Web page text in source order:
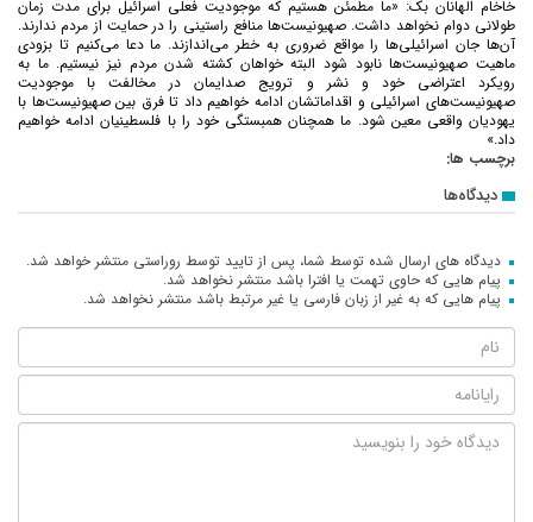
خاخام الهانان بک: «ما مطمئن هستیم که موجودیت فعلی اسرائیل برای مدت زمان
طولانی دوام نخواهد داشت. صهیونیست‌ها منافع راستینی را در حمایت از مردم ندارند.
آن‌ها جان اسرائیلی‌ها را مواقع ضروری به خطر می‌اندازند. ما دعا می‌کنیم تا بزودی
ماهیت صهیونیست‌ها نابود شود البته خواهان کشته شدن مردم نیز نیستیم. ما به
رویکرد اعتراضی خود و نشر و ترویج صدایمان در مخالفت با موجودیت
صهیونیست‌های اسرائیلی و اقداماتشان ادامه خواهیم داد تا فرق بین صهیونیست‌ها با
یهودیان واقعی معین شود. ما همچنان همبستگی خود را با فلسطینیان ادامه خواهیم
داد.»
برچسب ها:
دیدگاه‌ها
دیدگاه های ارسال شده توسط شما، پس از تایید توسط روراستی منتشر خواهد شد.
پیام هایی که حاوی تهمت یا افترا باشد منتشر نخواهد شد.
پیام هایی که به غیر از زبان فارسی یا غیر مرتبط باشد منتشر نخواهد شد.